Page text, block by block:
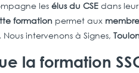
lesélus du CSE dans
formation permet aux
Nous intervenons à Signes,Toulon
la formation